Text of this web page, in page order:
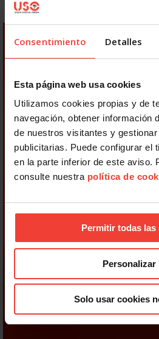
Consentimiento Detalles
Esta página web usa cookies
Utilizamos cookies propias y de
navegación, obtener información
de nuestros visitantes y gestionar
publicitarias. Puede configurar el
en la parte inferior de este aviso.
consulte nuestra política de
Permitir todas las
Personalizar
Solo usar cookies